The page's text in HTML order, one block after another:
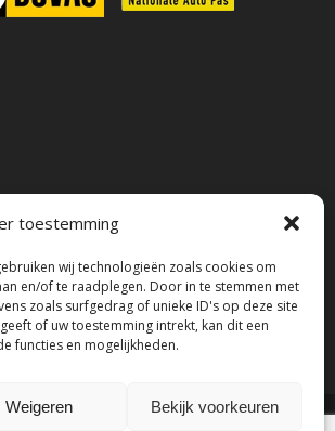
toestemming
wij technologieën zoals cookies om
en/of te raadplegen. Door in te stemmen met
zoals surfgedrag of unieke ID's op deze site
of uw toestemming intrekt, kan dit een
functies en mogelijkheden.
Weigeren Bekijk voorkeuren